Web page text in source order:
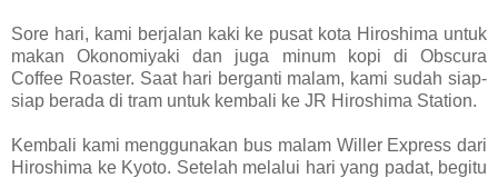
Sore hari, kami berjalan kaki ke pusat kota Hiroshima untuk
makan Okonomiyaki dan juga minum kopi di Obscura
Coffee Roaster. Saat hari berganti malam, kami sudah siap-
siap berada di tram untuk kembali ke JR Hiroshima Station.
Kembali kami menggunakan bus malam Willer Express dari
Hiroshima ke Kyoto. Setelah melalui hari yang padat, begitu